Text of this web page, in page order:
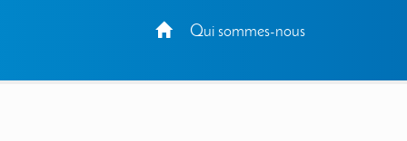
Qui sommes-nous